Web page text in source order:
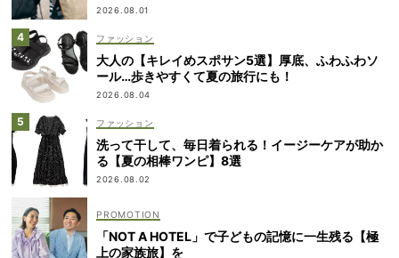
2026.08.01
ファッション
大人の【キレイめスポサン5選】厚底、ふわふわソ
ール…歩きやすくて夏の旅行にも！
2026.08.04
ファッション
洗って干して、毎日着られる！イージーケアが助か
る【夏の相棒ワンピ】8選
2026.08.02
「NOT A HOTEL」で子どもの記憶に一生残る【極
上の家族旅】を